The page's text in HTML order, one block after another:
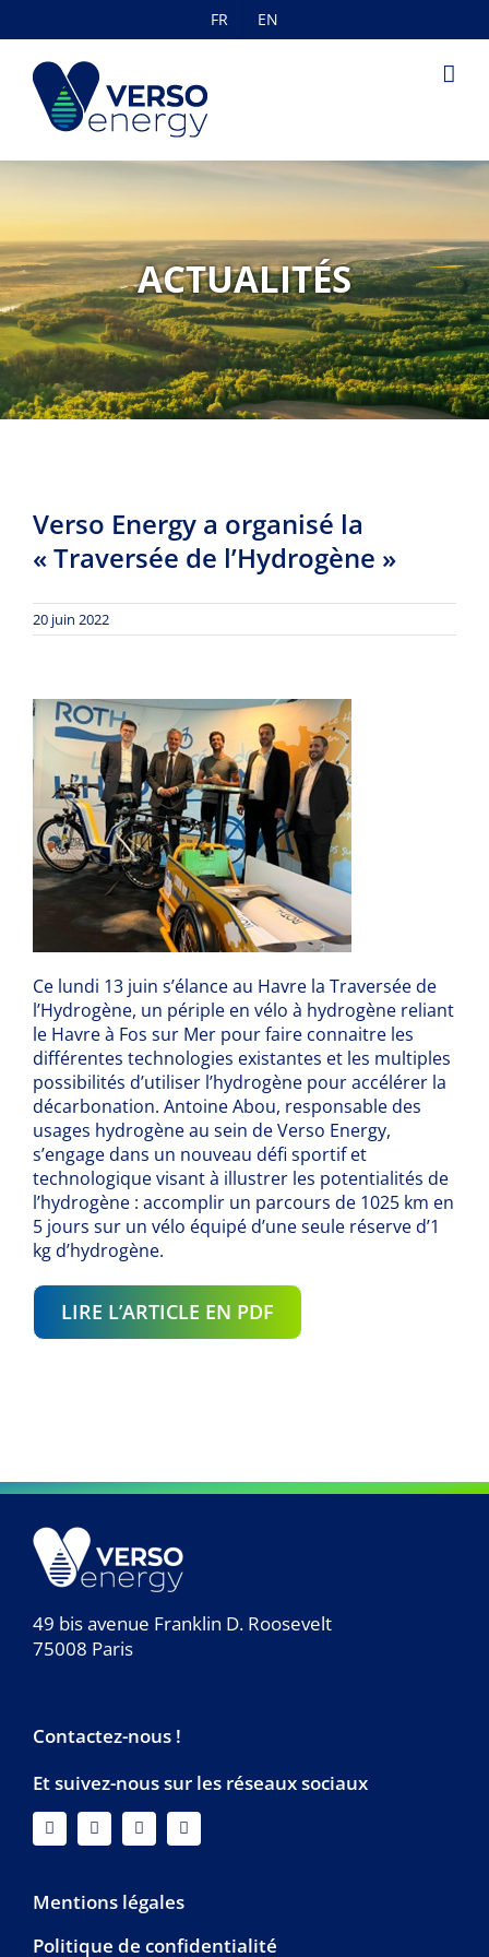
au
contenu
FR EN
ACTUALITÉS
Verso Energy a organisé la
« Traversée de l’Hydrogène »
20 juin 2022
Ce lundi 13 juin s’élance au Havre la Traversée de
l’Hydrogène, un périple en vélo à hydrogène reliant
le Havre à Fos sur Mer pour faire connaitre les
différentes technologies existantes et les multiples
possibilités d’utiliser l’hydrogène pour accélérer la
décarbonation. Antoine Abou, responsable des
usages hydrogène au sein de Verso Energy,
s’engage dans un nouveau défi sportif et
technologique visant à illustrer les potentialités de
l’hydrogène : accomplir un parcours de 1025 km en
5 jours sur un vélo équipé d’une seule réserve d’1
kg d’hydrogène.
LIRE L’ARTICLE EN PDF
49 bis avenue Franklin D. Roosevelt
75008 Paris
Contactez-nous !
Et suivez-nous sur les réseaux sociaux
Mentions légales
Politique de confidentialité